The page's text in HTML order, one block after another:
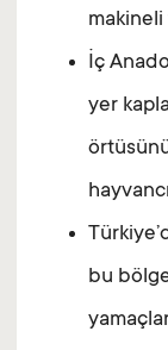
makineli
İç
yer
bu